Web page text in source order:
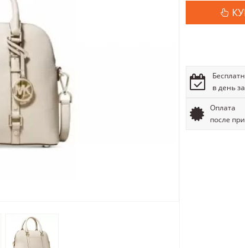
в день
Оплата
после